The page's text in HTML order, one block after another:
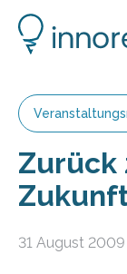
Zurück
31 August 2009